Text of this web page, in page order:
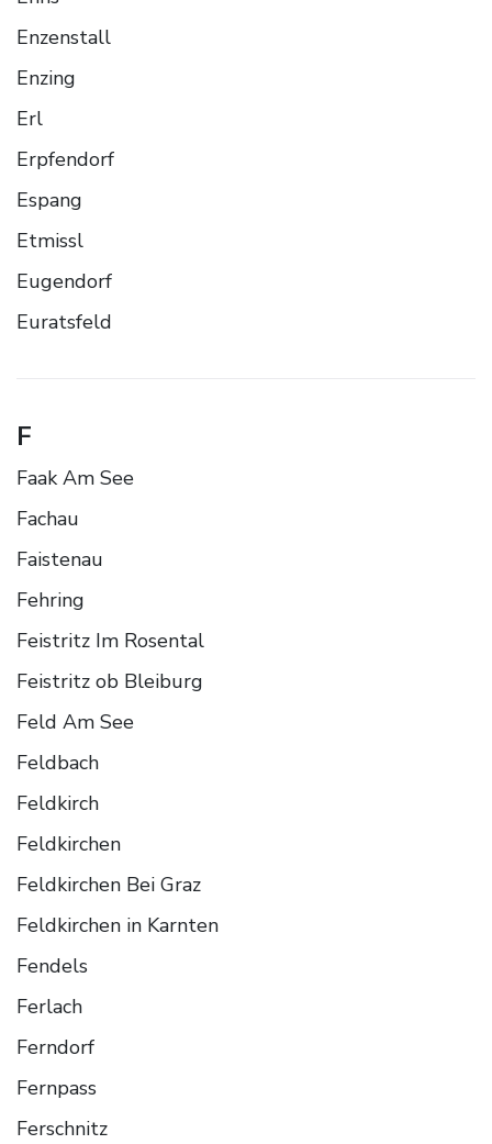
Enzenstall
Enzing
Erl
Erpfendorf
Espang
Etmissl
Eugendorf
Euratsfeld
F
Faak Am See
Fachau
Faistenau
Fehring
Feistritz Im Rosental
Feistritz ob Bleiburg
Feld Am See
Feldbach
Feldkirch
Feldkirchen
Feldkirchen Bei Graz
Feldkirchen in Karnten
Fendels
Ferlach
Ferndorf
Fernpass
Ferschnitz